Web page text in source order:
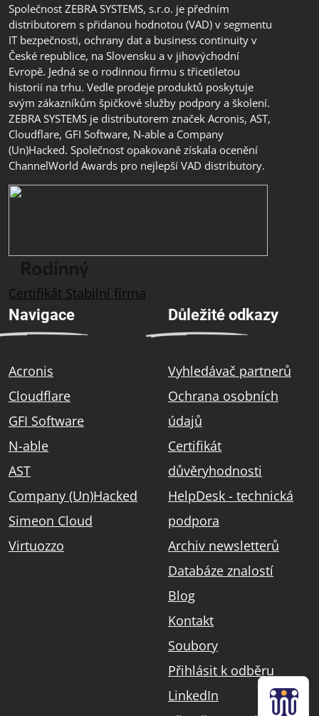
Společnost ZEBRA SYSTEMS, s.r.o. je předním
distributorem s přidanou hodnotou (VAD) v segmentu
IT bezpečnosti, ochrany dat a business continuity v
České republice, na Slovensku a v jihovýchodní
Evropě. Jedná se o rodinnou firmu s třicetiletou
historií na trhu. Vedle prodeje produktů poskytuje
svým zákazníkům špičkové služby podpory a školení.
ZEBRA SYSTEMS je distributorem značek Acronis, AST,
Cloudflare, GFI Software, N-able a Company
(Un)Hacked. Společnost opakovaně získala ocenění
ChannelWorld Awards pro nejlepší VAD distributory.
Certifikát Stabilní firma
Navigace
Acronis
Cloudflare
GFI Software
N-able
AST
Company (Un)Hacked
Simeon Cloud
Virtuozzo
Důležité odkazy
Vyhledávač partnerů
Ochrana osobních
údajů
Certifikát
důvěryhodnosti
HelpDesk - technická
podpora
Archiv newsletterů
Databáze znalostí
Blog
Kontakt
Soubory
Přihlásit k odběru
LinkedIn